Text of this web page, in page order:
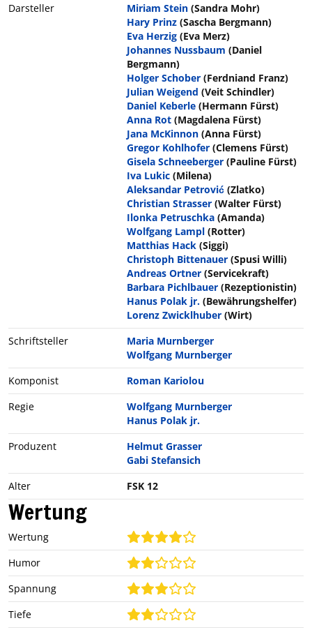
Darsteller
Miriam Stein (Sandra Mohr)
Hary Prinz (Sascha Bergmann)
Eva Herzig (Eva Merz)
Johannes Nussbaum (Daniel
Bergmann)
Holger Schober (Ferdniand Franz)
Julian Weigend (Veit Schindler)
Daniel Keberle (Hermann Fürst)
Anna Rot (Magdalena Fürst)
Jana McKinnon (Anna Fürst)
Gregor Kohlhofer (Clemens Fürst)
Gisela Schneeberger (Pauline Fürst)
Iva Lukic (Milena)
Aleksandar Petrović (Zlatko)
Christian Strasser (Walter Fürst)
Ilonka Petruschka (Amanda)
Wolfgang Lampl (Rotter)
Matthias Hack (Siggi)
Christoph Bittenauer (Spusi Willi)
Andreas Ortner (Servicekraft)
Barbara Pichlbauer (Rezeptionistin)
Hanus Polak jr. (Bewährungshelfer)
Lorenz Zwicklhuber (Wirt)
Schriftsteller
Maria Murnberger
Wolfgang Murnberger
Komponist
Roman Kariolou
Regie
Wolfgang Murnberger
Hanus Polak jr.
Produzent
Helmut Grasser
Gabi Stefansich
Alter
FSK 12
Wertung
Wertung
Humor
Spannung
Tiefe